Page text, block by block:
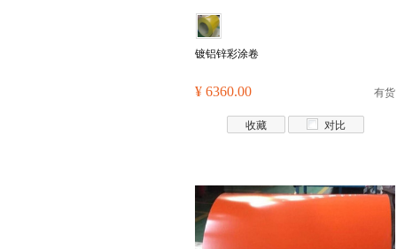
镀铝锌彩涂卷
¥ 6360.00 有货
收藏 对比